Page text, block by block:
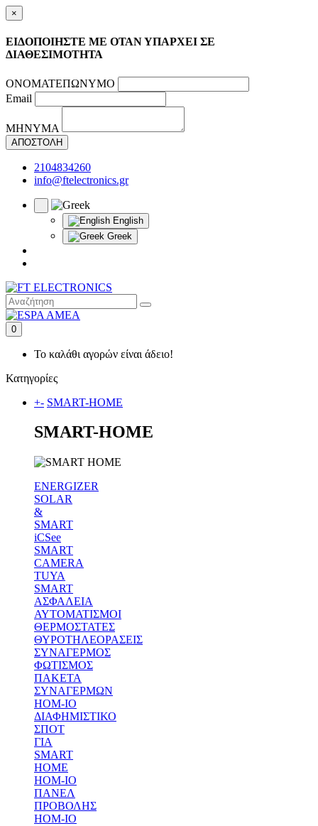
×
ΕΙΔΟΠΟΙΗΣΤΕ ΜΕ ΟΤΑΝ ΥΠΑΡΧΕΙ ΣΕ
ΔΙΑΘΕΣΙΜΟΤΗΤΑ
ΟΝΟΜΑΤΕΠΩΝΥΜΟ
Email
ΜΗΝΥΜΑ
ΑΠΟΣΤΟΛΗ
2104834260
info@ftelectronics.gr
English
Greek
0
Το καλάθι αγορών είναι άδειο!
Κατηγορίες
+- SMART-HOME
SMART-HOME
ENERGIZER
SOLAR
&
SMART
iCSee
SMART
CAMERA
TUYA
SMART
ΑΣΦΑΛΕΙΑ
ΑΥΤΟΜΑΤΙΣΜΟΙ
ΘΕΡΜΟΣΤΑΤΕΣ
ΘΥΡΟΤΗΛΕΟΡΑΣΕΙΣ
ΣΥΝΑΓΕΡΜΟΣ
ΦΩΤΙΣΜΟΣ
ΠΑΚΕΤΑ
ΣΥΝΑΓΕΡΜΩΝ
HOM-IO
ΔΙΑΦΗΜΙΣΤΙΚΟ
ΣΠΟΤ
ΓΙΑ
SMART
HOME
HOM-IO
ΠΑΝΕΛ
ΠΡΟΒΟΛΗΣ
HOM-IO